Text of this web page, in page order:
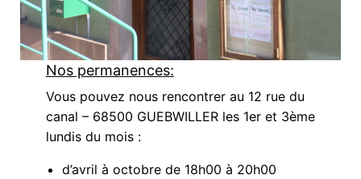
Nos permanences:
Vous pouvez nous rencontrer au 12 rue du
canal – 68500 GUEBWILLER les 1er et 3ème
lundis du mois :
d’avril à octobre de 18h00 à 20h00